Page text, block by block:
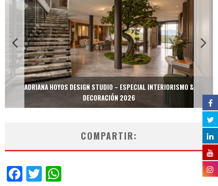
ADRIANA HOYOS DESIGN STUDIO – ESPECIAL INTERIORISMO &
DECORACIÓN 2026
COMPARTIR:
Facebook
Twitter